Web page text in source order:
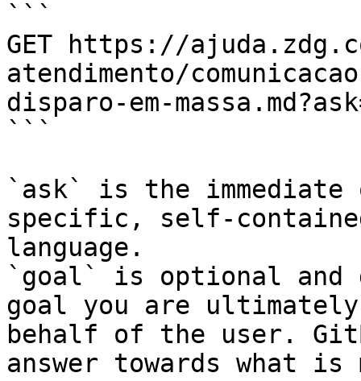
```
GET https://
atendimento/
disparo-em-
```
`ask` is the
specific, self-
language.
`goal` is optional and
goal you are
behalf of the user.
answer towards what